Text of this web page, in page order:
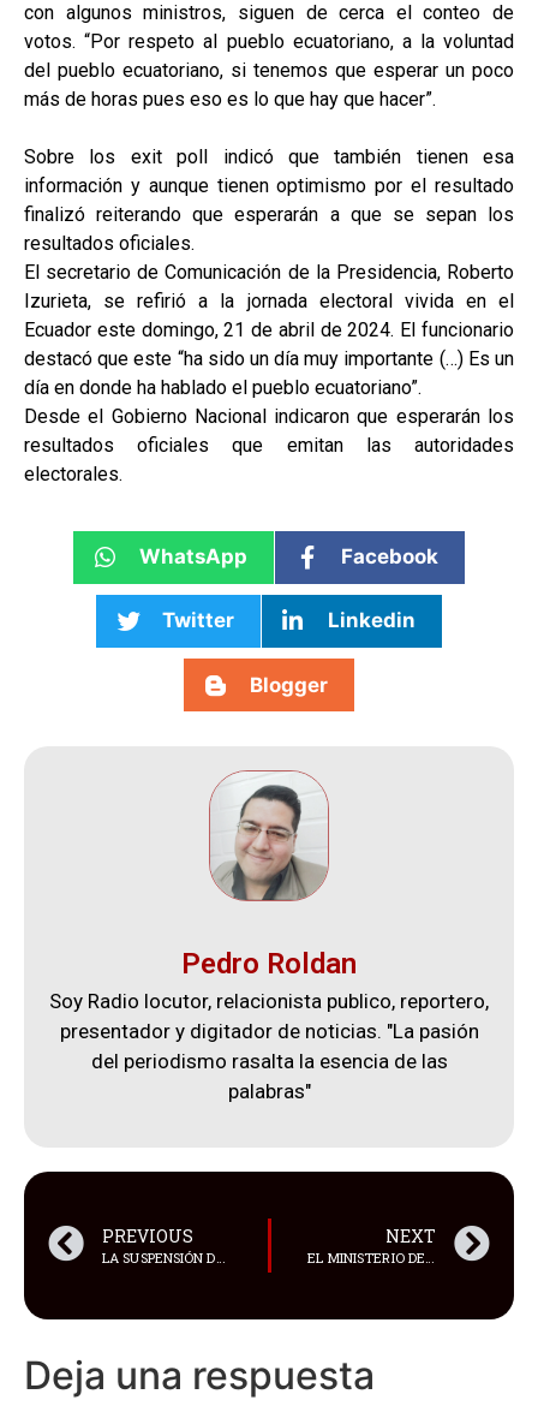
con algunos ministros, siguen de cerca el conteo de
votos. “Por respeto al pueblo ecuatoriano, a la voluntad
del pueblo ecuatoriano, si tenemos que esperar un poco
más de horas pues eso es lo que hay que hacer”.
Sobre los exit poll indicó que también tienen esa
información y aunque tienen optimismo por el resultado
finalizó reiterando que esperarán a que se sepan los
resultados oficiales.
El secretario de Comunicación de la Presidencia, Roberto
Izurieta, se refirió a la jornada electoral vivida en el
Ecuador este domingo, 21 de abril de 2024. El funcionario
destacó que este “ha sido un día muy importante (…) Es un
día en donde ha hablado el pueblo ecuatoriano”.
Desde el Gobierno Nacional indicaron que esperarán los
resultados oficiales que emitan las autoridades
electorales.
WhatsApp Facebook
Twitter Linkedin
Blogger
Pedro Roldan
Soy Radio locutor, relacionista publico, reportero,
presentador y digitador de noticias. "La pasión
del periodismo rasalta la esencia de las
palabras"
PREVIOUS NEXT
Deja una respuesta